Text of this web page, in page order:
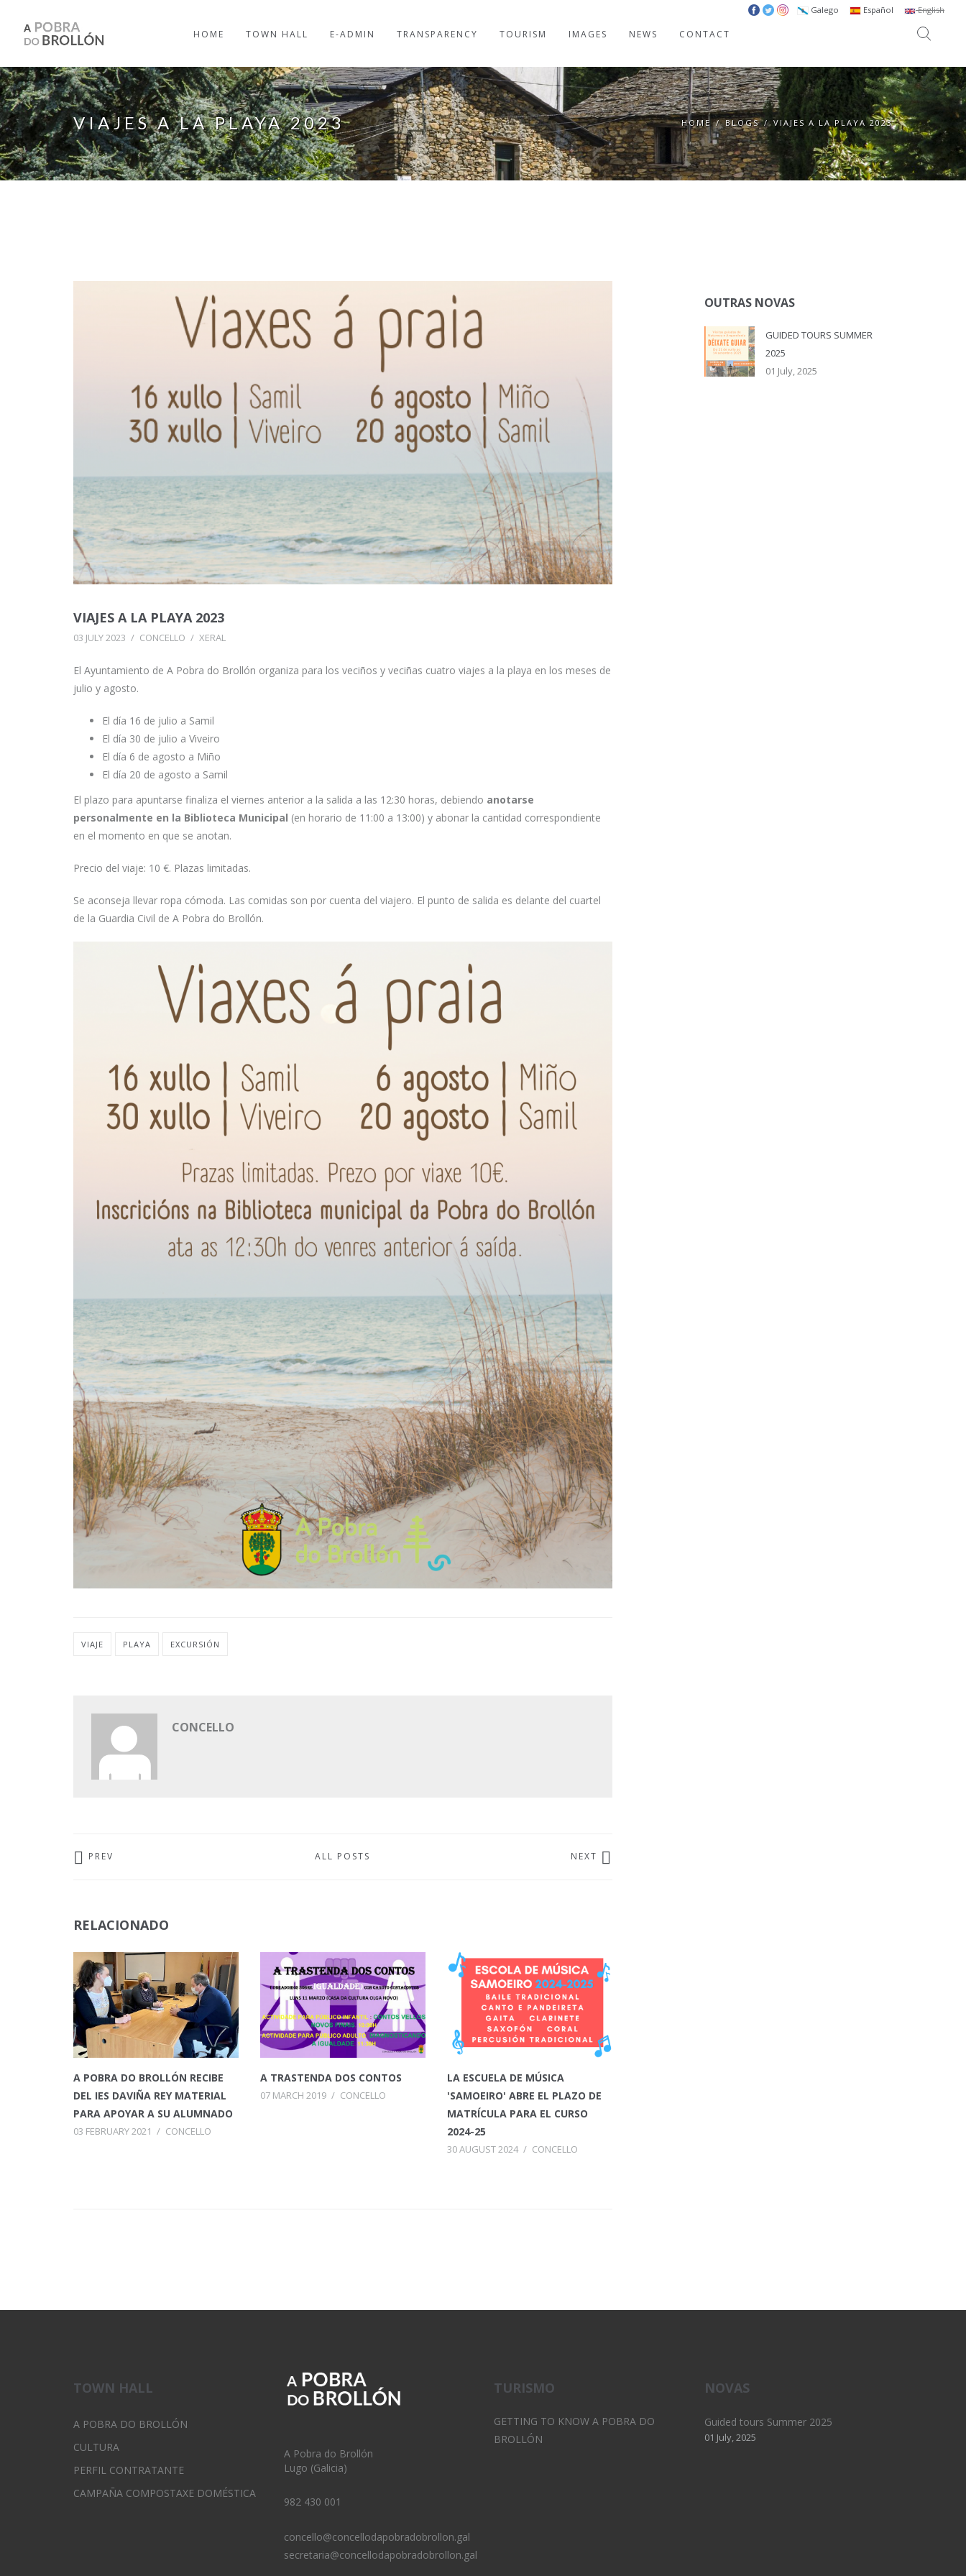
Galego Español English
HOME TOWN HALL E-ADMIN TRANSPARENCY TOURISM IMAGES NEWS CONTACT
VIAJES A LA PLAYA 2023 HOME / BLOGS / VIAJES A LA PLAYA 2023
VIAJES A LA PLAYA 2023
03 JULY 2023 / CONCELLO / XERAL
El Ayuntamiento de A Pobra do Brollón organiza para los veciños y veciñas cuatro viajes a la playa en los meses de
julio y agosto.
El día 16 de julio a Samil
El día 30 de julio a Viveiro
El día 6 de agosto a Miño
El día 20 de agosto a Samil
El plazo para apuntarse finaliza el viernes anterior a la salida a las 12:30 horas, debiendo anotarse
personalmente en la Biblioteca Municipal (en horario de 11:00 a 13:00) y abonar la cantidad correspondiente
en el momento en que se anotan.
Precio del viaje: 10 €. Plazas limitadas.
Se aconseja llevar ropa cómoda. Las comidas son por cuenta del viajero. El punto de salida es delante del cuartel
de la Guardia Civil de A Pobra do Brollón.
VIAJE PLAYA EXCURSIÓN
CONCELLO
PREV ALL POSTS NEXT
RELACIONADO
A POBRA DO BROLLÓN RECIBE
DEL IES DAVIÑA REY MATERIAL
PARA APOYAR A SU ALUMNADO
03 FEBRUARY 2021 / CONCELLO
A TRASTENDA DOS CONTOS
07 MARCH 2019 / CONCELLO
LA ESCUELA DE MÚSICA
'SAMOEIRO' ABRE EL PLAZO DE
MATRÍCULA PARA EL CURSO
2024-25
30 AUGUST 2024 / CONCELLO
OUTRAS NOVAS
GUIDED TOURS SUMMER
2025
01 July, 2025
TOWN HALL
A POBRA DO BROLLÓN
CULTURA
PERFIL CONTRATANTE
CAMPAÑA COMPOSTAXE DOMÉSTICA
A Pobra do Brollón
Lugo (Galicia)
982 430 001
concello@concellodapobradobrollon.gal
secretaria@concellodapobradobrollon.gal
TURISMO
GETTING TO KNOW A POBRA DO
BROLLÓN
NOVAS
Guided tours Summer 2025
01 July, 2025